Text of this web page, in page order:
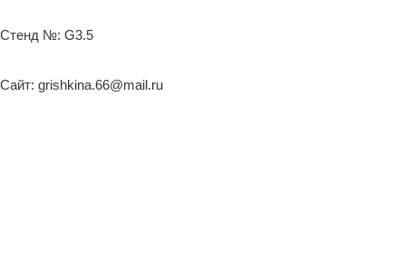
Стенд №: G3.5
Сайт: grishkina.66@mail.ru